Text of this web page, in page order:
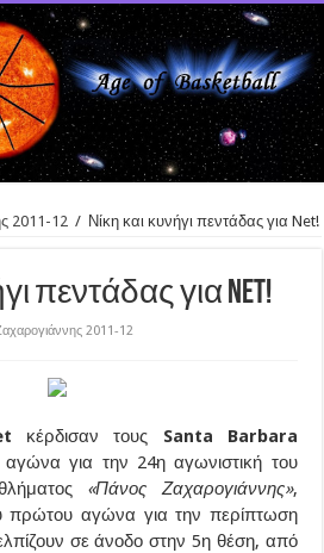
2011-12 / Νίκη και κυνήγι πεντάδας για Net!
πεντάδας για Net!
2011-12
κέρδισαν τους Santa Barbara
για την 24η αγωνιστική του
«Πάνος Ζαχαρογιάννης»,
πρώτου αγώνα για την περίπτωση
σε άνοδο στην 5η θέση, από